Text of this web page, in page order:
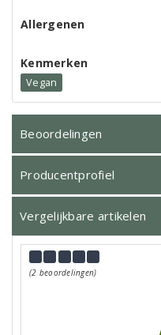
Allergenen
Kenmerken
Vegan
Beoordelingen
Producentprofiel
Vergelijkbare artikelen
(2 beoordelingen)